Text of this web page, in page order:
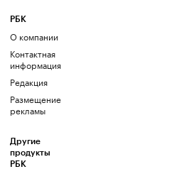
РБК
О компании
Контактная
информация
Редакция
Размещение
рекламы
Другие
продукты
РБК